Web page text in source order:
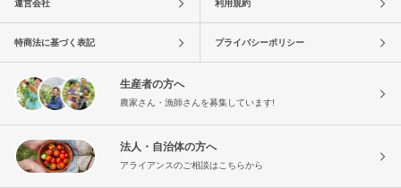
運営会社 利用規約
特商法に基づく表記 プライバシーポリシー
生産者の方へ
農家さん・漁師さんを募集しています!
法人・自治体の方へ
アライアンスのご相談はこちらから